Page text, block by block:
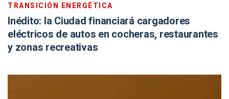
TRANSICIÓN ENERGÉTICA
Inédito: la Ciudad financiará cargadores
eléctricos de autos en cocheras, restaurantes
y zonas recreativas